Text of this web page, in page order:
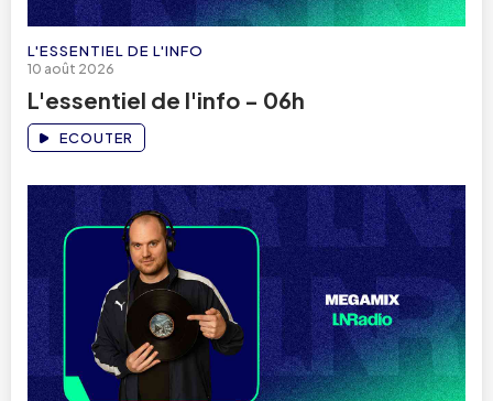
L'ESSENTIEL DE L'INFO
10 août 2026
L'essentiel de l'info - 06h
ECOUTER